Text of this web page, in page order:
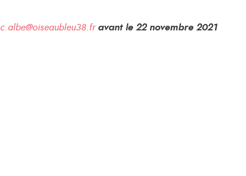
c.albe@oiseaubleu38.fr avant le 22 novembre 2021